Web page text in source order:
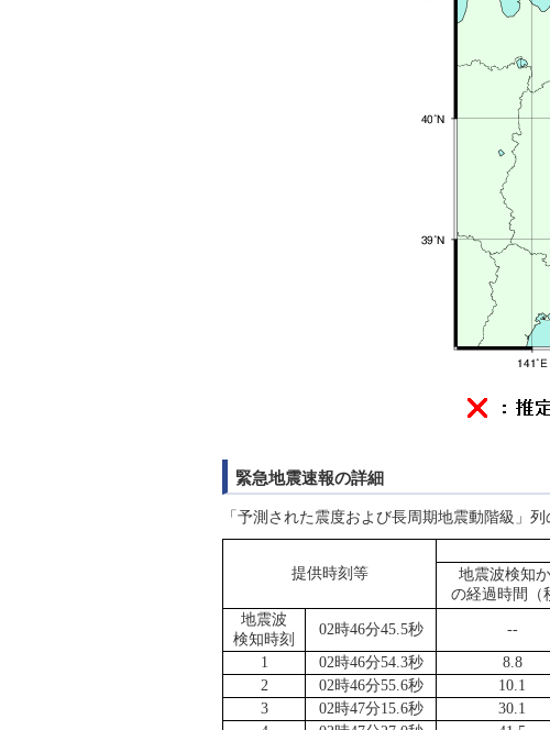
緊急地震速報の詳細
「予測された震度および長周期地震動階級」
提供時刻等
地震波検知
の経過時間（
地震波
検知時刻
02時46分45.5秒 --
1
02時46分54.3秒 8.8
2
02時46分55.6秒 10.1
3
02時47分15.6秒 30.1